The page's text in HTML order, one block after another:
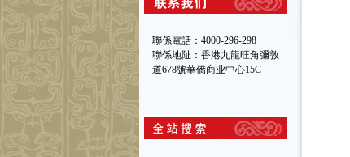
聯係電話：4000-296-298
聯係地阯：香港九龍旺角彌敦
道678號華僑商业中心15C